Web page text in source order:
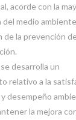
acorde con la
medio
de la prevención
desarrolla un
relativo a la
desempeño
la mejora